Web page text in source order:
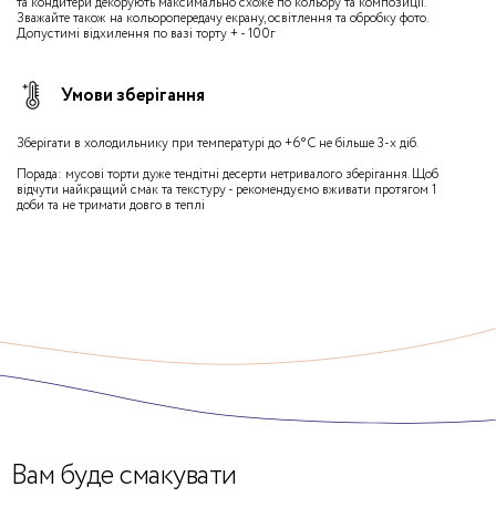
Зважайте також на кольоропередачу екрану, освітлення та обробку фото.
Допустимі відхилення по вазі торту + - 100г
Умови зберігання
Зберігати в холодильнику при температурі до +6°С не більше 3-х діб.
Порада: мусові торти дуже тендітні десерти нетривалого зберігання. Щоб
відчути найкращий смак та текстуру - рекомендуємо вживати протягом 1
доби та не тримати довго в теплі
Вам буде смакувати